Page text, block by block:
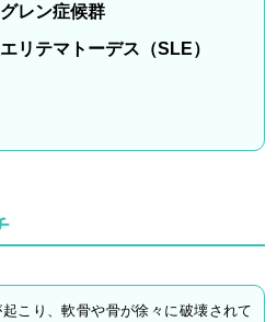
レン症候群
リテマトーデス（SLE）
起こり、軟骨や骨が徐々に破壊されて